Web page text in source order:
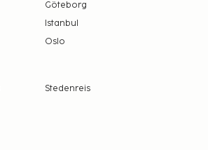
Göteborg
Istanbul
Oslo
Stedenreis